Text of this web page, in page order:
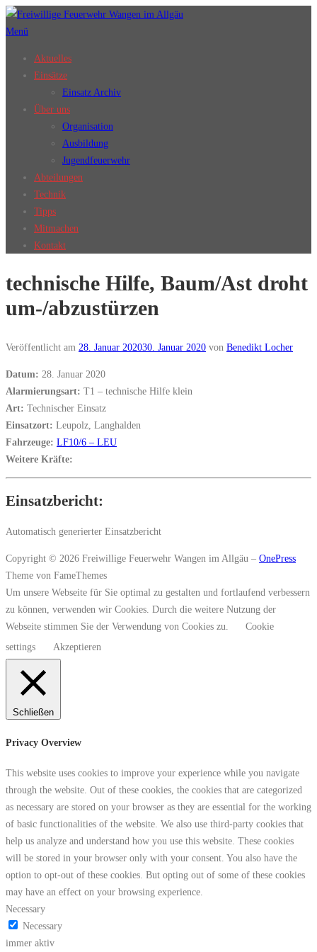
Zum
Inhalt
Menü
Aktuelles
Einsätze
Einsatz Archiv
Über uns
Organisation
Ausbildung
Jugendfeuerwehr
Abteilungen
Technik
Tipps
Mitmachen
Kontakt
technische Hilfe, Baum/Ast droht
um-/abzustürzen
Veröffentlicht am 28. Januar 202030. Januar 2020 von Benedikt Locher
Datum: 28. Januar 2020
Alarmierungsart: T1 – technische Hilfe klein
Art: Technischer Einsatz
Einsatzort: Leupolz, Langhalden
Fahrzeuge: LF10/6 – LEU
Weitere Kräfte:
Einsatzbericht:
Automatisch generierter Einsatzbericht
Copyright © 2026 Freiwillige Feuerwehr Wangen im Allgäu – OnePress
Theme von FameThemes
Um unsere Webseite für Sie optimal zu gestalten und fortlaufend verbessern
zu können, verwenden wir Cookies. Durch die weitere Nutzung der
Webseite stimmen Sie der Verwendung von Cookies zu.
Cookie
settings
Akzeptieren
Schließen
Privacy Overview
This website uses cookies to improve your experience while you navigate
through the website. Out of these cookies, the cookies that are categorized
as necessary are stored on your browser as they are essential for the working
of basic functionalities of the website. We also use third-party cookies that
help us analyze and understand how you use this website. These cookies
will be stored in your browser only with your consent. You also have the
option to opt-out of these cookies. But opting out of some of these cookies
may have an effect on your browsing experience.
Necessary
Necessary
immer aktiv